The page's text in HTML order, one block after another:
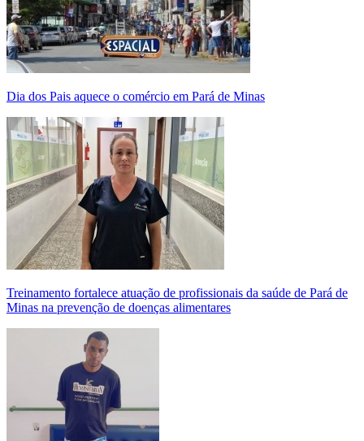
Dia dos Pais aquece o comércio em Pará de Minas
Treinamento fortalece atuação de profissionais da saúde de Pará de
Minas na prevenção de doenças alimentares